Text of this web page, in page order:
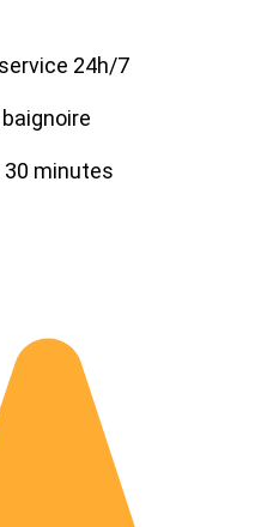
24h/7
30 minutes